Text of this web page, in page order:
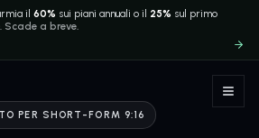
il60% sui piani annuali o il 25% sul primo
Scade a breve.
PER SHORT-FORM 9:16